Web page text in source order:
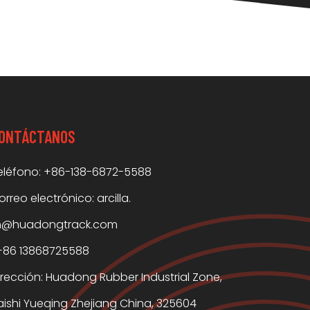
+86-138-6872-5588
electrónico: arcilla.
13868725588
Huadong Rubber Industrial Zone,
Yueqing Zhejiang China, 325604